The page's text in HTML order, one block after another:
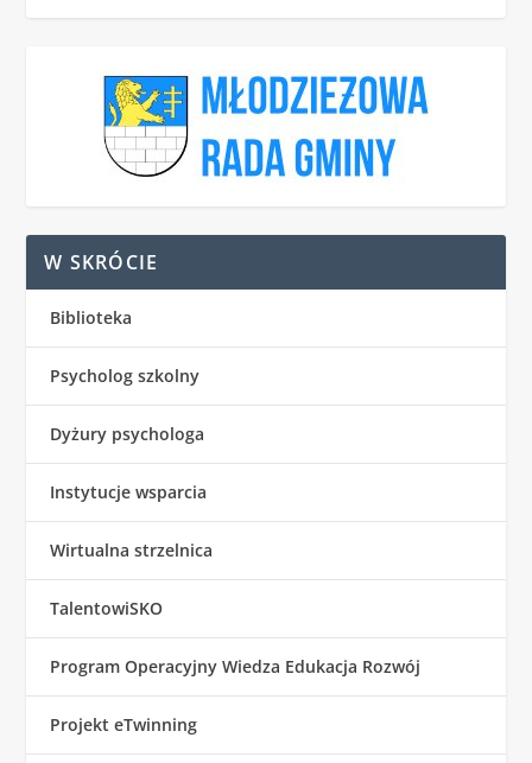
W SKRÓCIE
Biblioteka
Psycholog szkolny
Dyżury psychologa
Instytucje wsparcia
Wirtualna strzelnica
TalentowiSKO
Program Operacyjny Wiedza Edukacja Rozwój
Projekt eTwinning